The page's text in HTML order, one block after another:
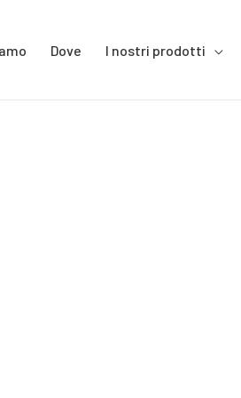
Dove I nostri prodotti